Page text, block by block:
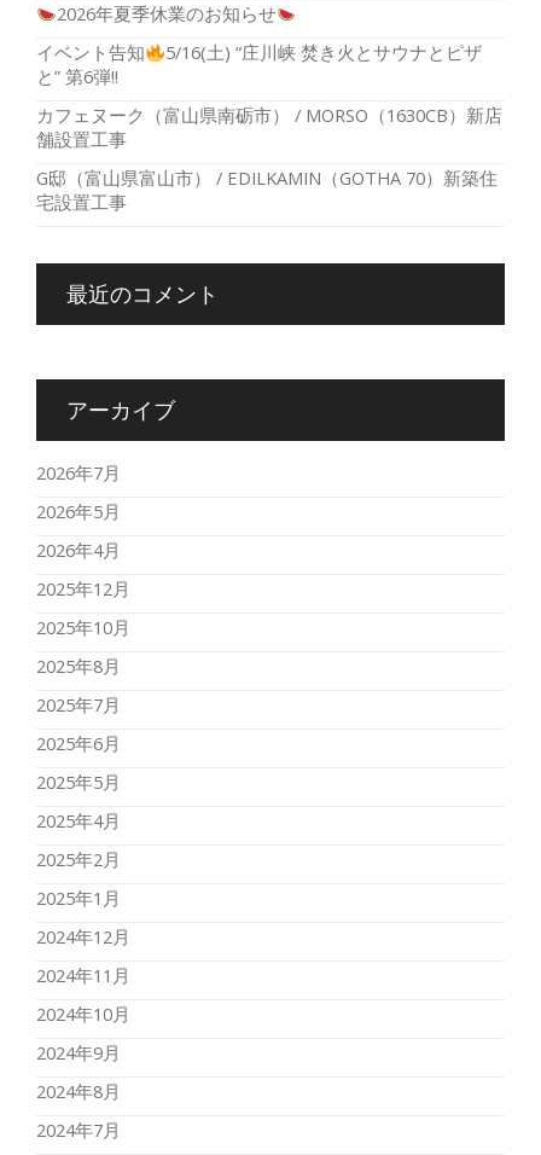
2026年夏季休業のお知らせ
イベント告知
5/16(土) “庄川峡 焚き火とサウナとピザ
と” 第6弾!!
カフェヌーク（富山県南砺市） / MORSO（1630CB）新店
舗設置工事
G邸（富山県富山市） / EDILKAMIN（GOTHA 70）新築住
宅設置工事
最近のコメント
アーカイブ
2026年7月
2026年5月
2026年4月
2025年12月
2025年10月
2025年8月
2025年7月
2025年6月
2025年5月
2025年4月
2025年2月
2025年1月
2024年12月
2024年11月
2024年10月
2024年9月
2024年8月
2024年7月